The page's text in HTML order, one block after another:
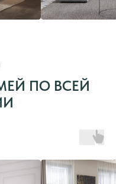
ПО ВСЕЙ